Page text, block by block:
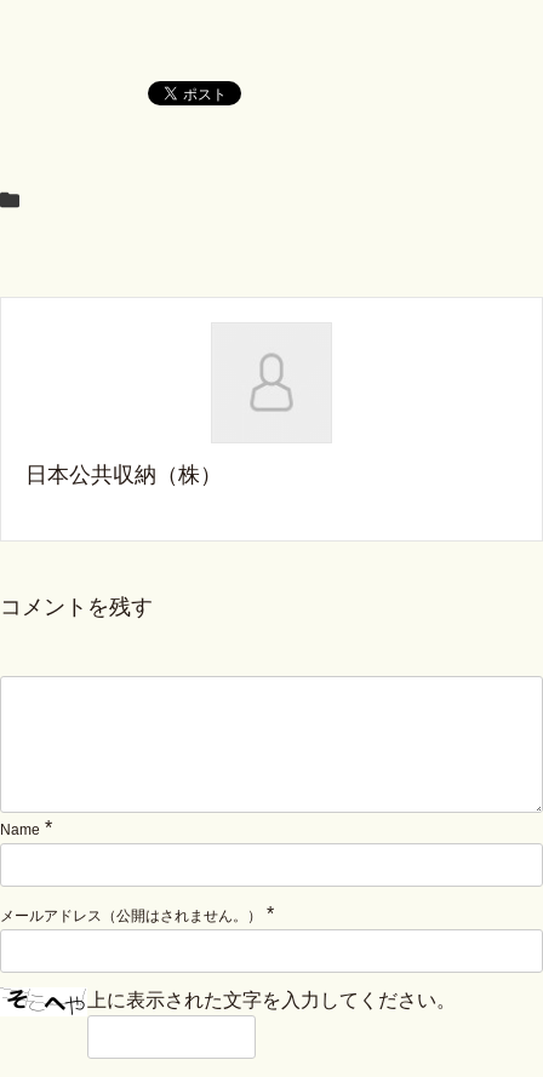
日本公共収納（株）
コメントを残す
Name *
メールアドレス（公開はされません。） *
上に表示された文字を入力してください。